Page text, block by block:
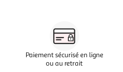
Paiement sécurisé en ligne
ou au retrait